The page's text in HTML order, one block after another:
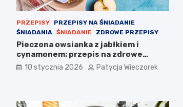
PRZEPISY
PRZEPISY NA ŚNIADANIE
ŚNIADANIA ŚNIADANIE ZDROWE PRZEPISY
Pieczona owsianka z jabłkiem i
cynamonem: przepis na zdrowe
śniadanie
10 stycznia 2026 Patycja Wieczorek